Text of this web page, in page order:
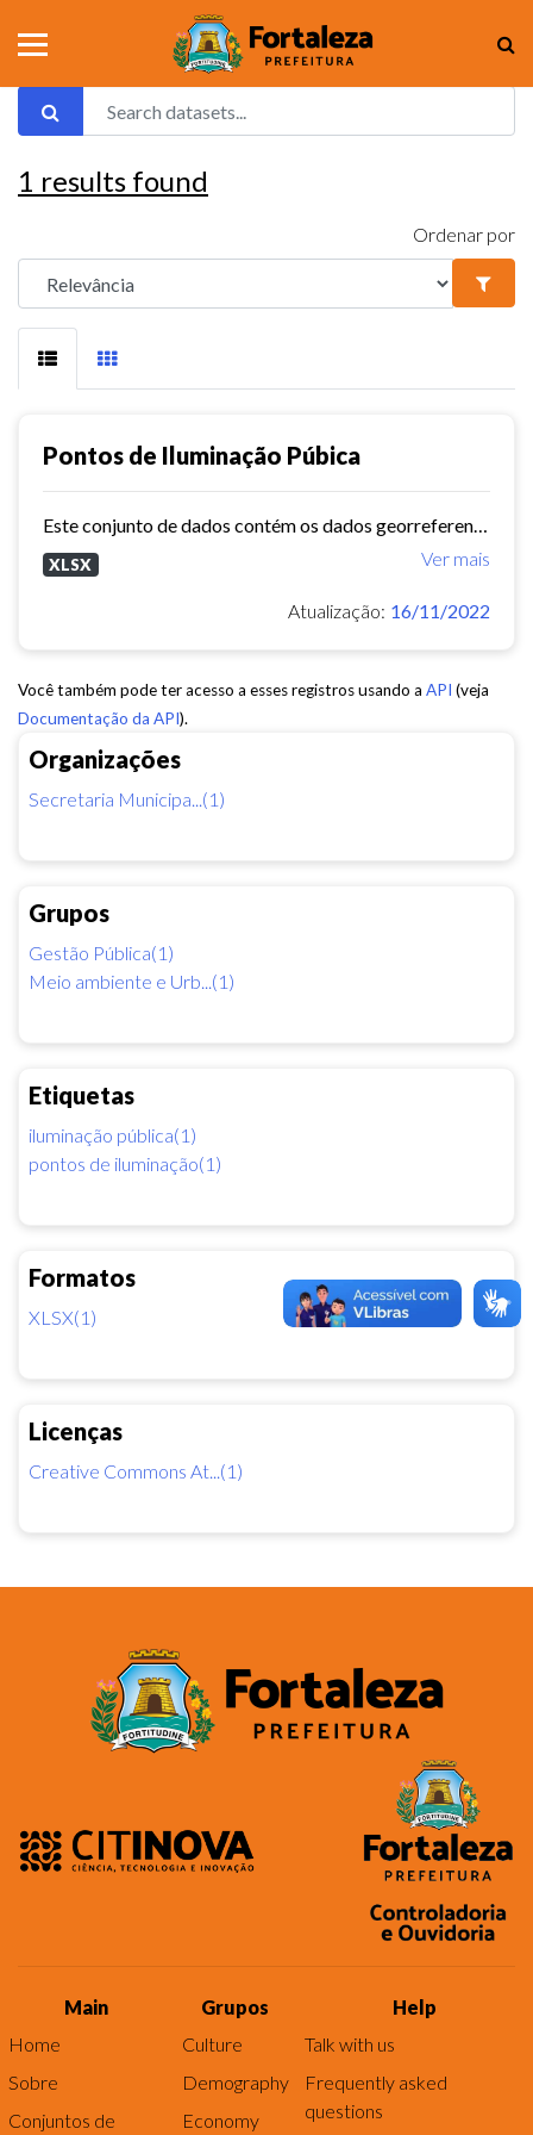
Organizações
Secretaria Municipa...(1)
Grupos
Gestão Pública(1)
Meio ambiente e Urb...(1)
Etiquetas
iluminação pública(1)
pontos de iluminação(1)
Formatos
XLSX(1)
Licenças
Creative Commons At...(1)
1 results found
Ordenar por
Pontos de Iluminação Púbica
Ver mais
XLSX
Atualização: 16/11/2022
Você também pode ter acesso a esses registros usando a API (veja
Documentação da API).
Main
Home
Sobre
Conjuntos de
Grupos
Culture
Demography
Economy
Help
Talk with us
Frequently asked
questions